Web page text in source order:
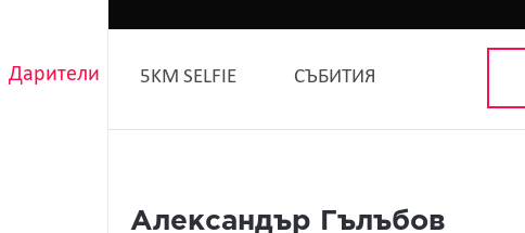
Дарители 5KM SELFIE СЪБИТИЯ
Александър Гълъбов